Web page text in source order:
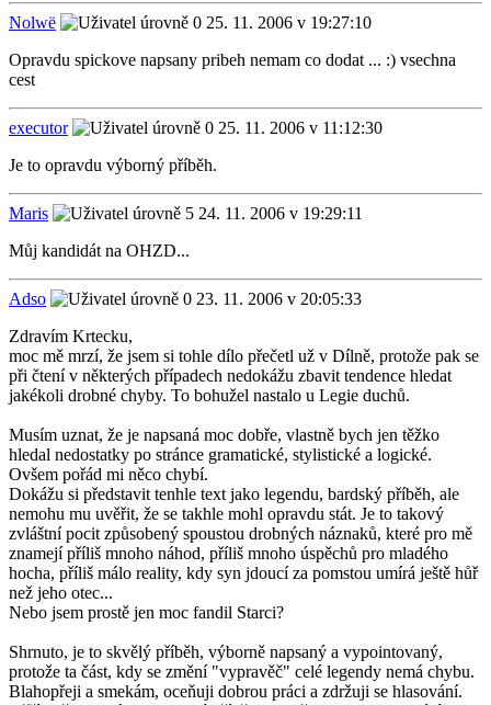
Nolwë
25. 11. 2006 v 19:27:10
Opravdu spickove napsany pribeh nemam co dodat ... :) vsechna
cest
executor
25. 11. 2006 v 11:12:30
Je to opravdu výborný příběh.
Maris
24. 11. 2006 v 19:29:11
Můj kandidát na OHZD...
Adso
23. 11. 2006 v 20:05:33
Zdravím Krtecku,
moc mě mrzí, že jsem si tohle dílo přečetl už v Dílně, protože pak se
při čtení v některých případech nedokážu zbavit tendence hledat
jakékoli drobné chyby. To bohužel nastalo u Legie duchů.
Musím uznat, že je napsaná moc dobře, vlastně bych jen těžko
hledal nedostatky po stránce gramatické, stylistické a logické.
Ovšem pořád mi něco chybí.
Dokážu si představit tenhle text jako legendu, bardský příběh, ale
nemohu mu uvěřit, že se takhle mohl opravdu stát. Je to takový
zvláštní pocit způsobený spoustou drobných náznaků, které pro mě
znamejí příliš mnoho náhod, příliš mnoho úspěchů pro mladého
hocha, příliš málo reality, kdy syn jdoucí za pomstou umírá ještě hůř
než jeho otec...
Nebo jsem prostě jen moc fandil Starci?
Shrnuto, je to skvělý příběh, výborně napsaný a vypointovaný,
protože ta část, kdy se změní "vypravěč" celé legendy nemá chybu.
Blahopřeji a smekám, oceňuji dobrou práci a zdržuji se hlasování.